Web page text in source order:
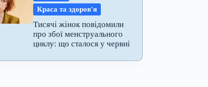
Краса та здоров'я
Тисячі жінок повідомили
про збої менструального
циклу: що сталося у червні